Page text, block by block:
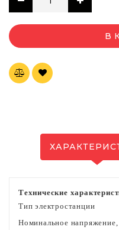
В
Технические
Тип электростанции
Номинальное